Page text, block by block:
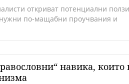
откриват потенциални
по-мащабни проучвания и
навика,